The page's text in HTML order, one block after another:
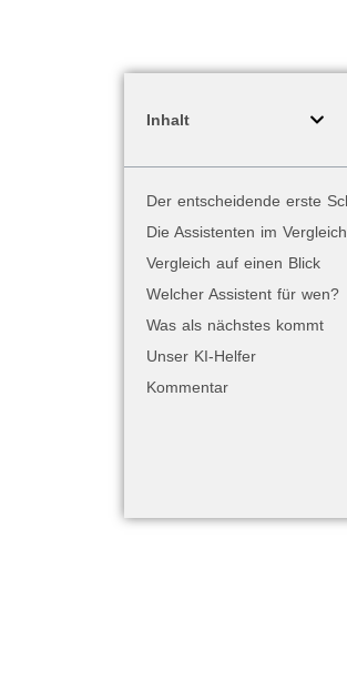
Inhalt
Die Assistenten im Vergleich
Vergleich auf einen Blick
Welcher Assistent für wen?
Was als nächstes kommt
Unser KI-Helfer
Kommentar